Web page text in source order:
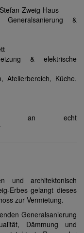
Zweig-Haus
Generalsanierung &
& elektrische
Atelierbereich, Küche,
an echt
und architektonisch
Erbes gelangt dieses
zur Vermietung.
Generalsanierung
Dämmung und